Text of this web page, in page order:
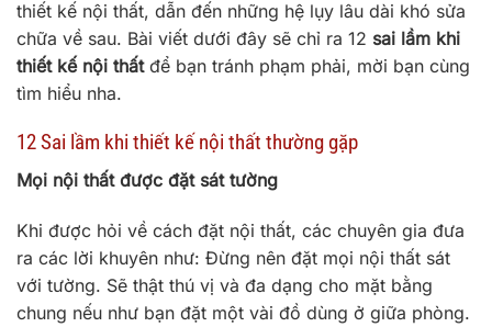
thiết kế nội thất, dẫn đến những hệ lụy lâu dài khó sửa
chữa về sau. Bài viết dưới đây sẽ chỉ ra 12 sai lầm khi
thiết kế nội thấtđể bạn tránh phạm phải, mời bạn cùng
tìm hiểu nha.
12 Sai lầm khi thiết kế nội thất thường gặp
Mọi nội thất được đặt sát tường
Khi được hỏi về cách đặt nội thất, các chuyên gia đưa
ra các lời khuyên như: Đừng nên đặt mọi nội thất sát
với tường. Sẽ thật thú vị và đa dạng cho mặt bằng
chung nếu như bạn đặt một vài đồ dùng ở giữa phòng.